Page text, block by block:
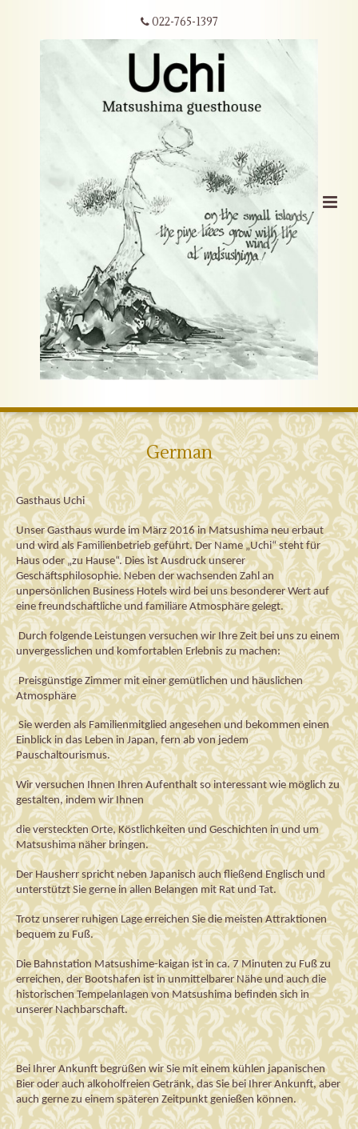
022-765-1397
German
Gasthaus Uchi
Unser Gasthaus wurde im März 2016 in Matsushima neu erbaut
und wird als Familienbetrieb geführt. Der Name „Uchi“ steht für
Haus oder „zu Hause“. Dies ist Ausdruck unserer
Geschäftsphilosophie. Neben der wachsenden Zahl an
unpersönlichen Business Hotels wird bei uns besonderer Wert auf
eine freundschaftliche und familiäre Atmosphäre gelegt.
Durch folgende Leistungen versuchen wir Ihre Zeit bei uns zu einem
unvergesslichen und komfortablen Erlebnis zu machen:
Preisgünstige Zimmer mit einer gemütlichen und häuslichen
Atmosphäre
Sie werden als Familienmitglied angesehen und bekommen einen
Einblick in das Leben in Japan, fern ab von jedem
Pauschaltourismus.
Wir versuchen Ihnen Ihren Aufenthalt so interessant wie möglich zu
gestalten, indem wir Ihnen
die versteckten Orte, Köstlichkeiten und Geschichten
in und um
Matsushima näher bringen.
unterstützt Sie gerne in allen Belangen mit Rat und Tat.
Trotz unserer ruhigen Lage erreichen Sie die meisten Attraktionen
bequem zu Fuß.
Die Bahnstation Matsushime-kaigan ist in ca. 7 Minuten zu Fuß zu
erreichen, der Bootshafen ist in unmittelbarer Nähe und auch die
historischen Tempelanlagen von Matsushima befinden sich in
unserer Nachbarschaft.
Bei Ihrer Ankunft begrüßen wir Sie mit einem kühlen japanischen
Bier oder auch alkoholfreien Getränk, das Sie bei Ihrer Ankunft, aber
auch gerne zu einem späteren Zeitpunkt genießen können.